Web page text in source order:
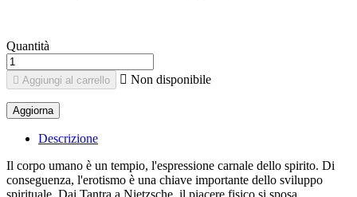
Quantità
 Aggiungi al carrello  Non disponibile
Descrizione
Il corpo umano è un tempio, l'espressione carnale dello spirito. Di
conseguenza, l'erotismo è una chiave importante dello sviluppo